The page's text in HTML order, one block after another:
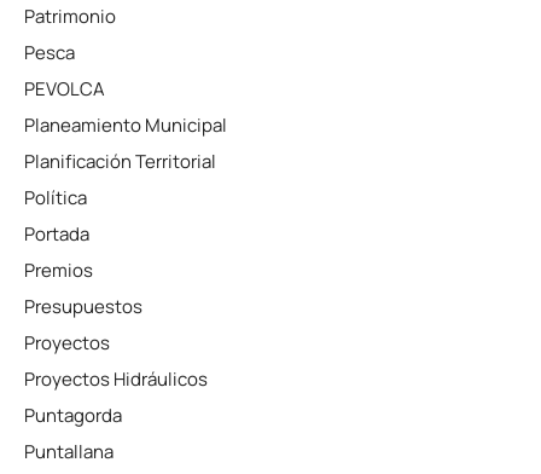
Patrimonio
Pesca
PEVOLCA
Planeamiento Municipal
Planificación Territorial
Política
Portada
Premios
Presupuestos
Proyectos
Proyectos Hidráulicos
Puntagorda
Puntallana